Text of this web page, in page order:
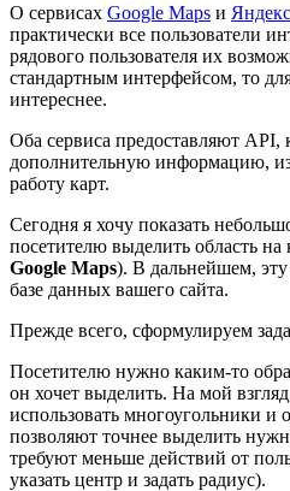
О сервисах Google Maps и
практически все пользователи
рядового пользователя их
стандартным интерфейсом, то
интереснее.
Оба сервиса предоставляют API,
дополнительную информацию,
работу карт.
Сегодня я хочу показать
посетителю выделить область на
Google Maps). В дальнейшем,
базе данных вашего сайта.
Прежде всего, сформулируем
Посетителю нужно каким-то
он хочет выделить. На мой
использовать многоугольники
позволяют точнее выделить
требуют меньше действий от
указать центр и задать радиус).